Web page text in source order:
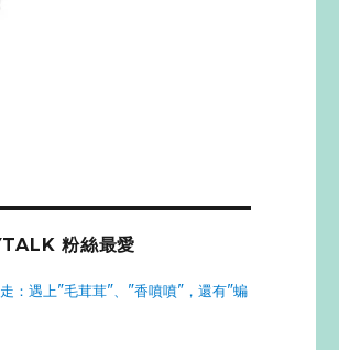
粉絲最愛
：遇上"毛茸茸"、"香噴噴"，還有"蝙